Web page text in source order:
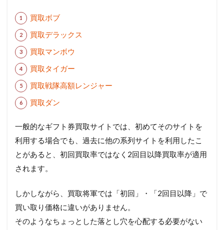
買取ボブ
買取デラックス
買取マンボウ
買取タイガー
買取戦隊高額レンジャー
買取ダン
一般的なギフト券買取サイトでは、初めてそのサイトを
利用する場合でも、過去に他の系列サイトを利用したこ
とがあると、初回買取率ではなく2回目以降買取率が適用
されます。
しかしながら、買取将軍では「初回」・「2回目以降」で
買い取り価格に違いがありません。
そのようなちょっとした落とし穴を心配する必要がない